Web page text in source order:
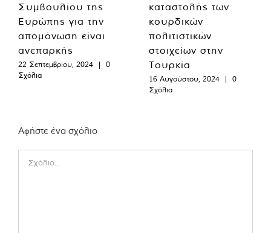
Συμβουλίου της
Ευρώπης για την
απομόνωση είναι
ανεπαρκής
22 Σεπτεμβρίου, 2024 |
0
Σχόλια
καταστολής των
κουρδικών
πολιτιστικών
στοιχείων στην
Τουρκία
16 Αυγούστου, 2024 |
0
Σχόλια
Αφήστε ένα σχόλιο